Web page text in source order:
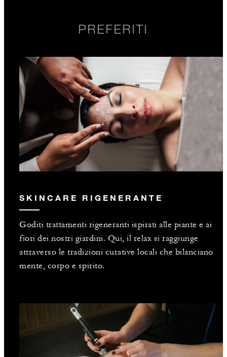
PREFERITI
SKINCARE RIGENERANTE
Goditi trattamenti rigeneranti ispirati alle piante e ai
fiori dei nostri giardini. Qui, il relax si raggiunge
attraverso le tradizioni curative locali che bilanciano
mente, corpo e spirito.